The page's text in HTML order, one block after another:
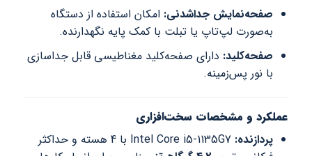
صفحه‌نمایش جداشدنی: امکان استفاده از دستگاه
به‌صورت لپ‌تاپ یا تبلت با کمک پایه نگهدارنده.
صفحه‌کلید: دارای صفحه‌کلید مغناطیسی قابل جداسازی
با نور پس‌زمینه.
عملکرد و مشخصات سخت‌افزاری
پردازنده:
Intel Core i5-1135G7 با 4 هسته و حداکثر